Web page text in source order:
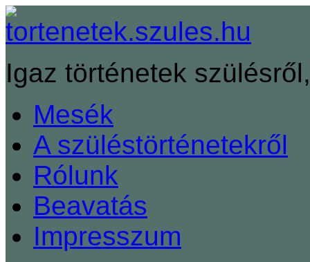
Igaz történetek
Mesék
A szüléstörténetekről
Rólunk
Beavatás
Impresszum